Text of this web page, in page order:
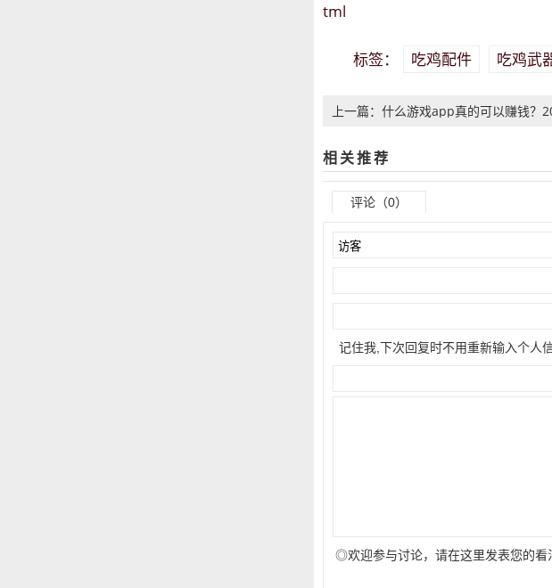
tml
标签： 吃鸡配件 吃鸡武
上一篇：什么游戏app真的可以赚钱？
相关推荐
评论（0）
记住我,下次回复时不用重新输入个人
◎欢迎参与讨论，请在这里发表您的看